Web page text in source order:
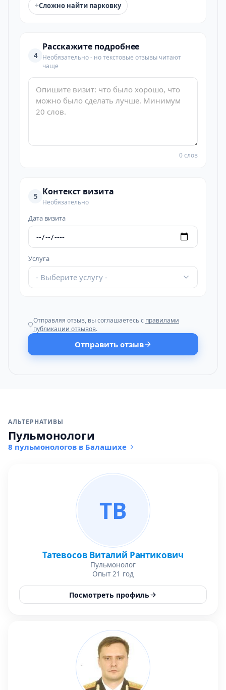
+Сложно найти парковку
4
Расскажите подробнее
Необязательно - но текстовые отзывы читают
чаще
0 слов
5 Контекст визита
Необязательно
Дата визита
Услуга
- Выберите услугу -
Отправляя отзыв, вы соглашаетесь с правилами
публикации отзывов.
Отправить отзыв
АЛЬТЕРНАТИВЫ
Пульмонологи
8 пульмонологов в Балашихе
ТВ
Татевосов Виталий Рантикович
Пульмонолог
Опыт 21 год
Посмотреть профиль